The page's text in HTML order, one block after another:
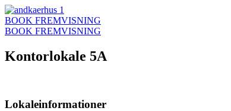
Videre
til
indhold
BOOK FREMVISNING
BOOK FREMVISNING
Kontorlokale 5A
Lokaleinformationer